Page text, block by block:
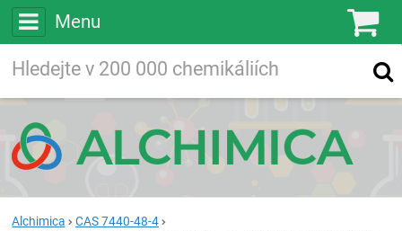
Menu
Vyhledávání
Alchimica
CAS 7440-48-4